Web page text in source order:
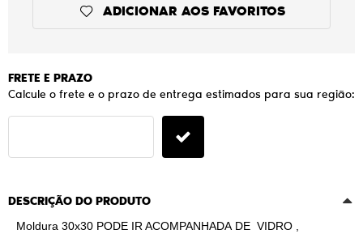
ADICIONAR AOS FAVORITOS
FRETE E PRAZO
Calcule o frete e o prazo de entrega estimados para sua região:
DESCRIÇÃO DO PRODUTO
Moldura 30x30 PODE IR ACOMPANHADA DE VIDRO ,